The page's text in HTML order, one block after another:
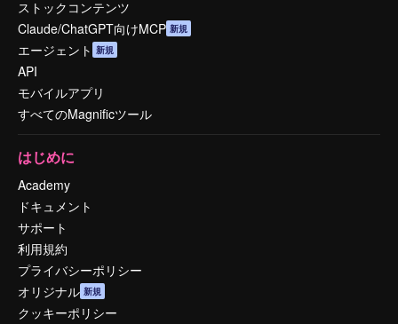
ストックコンテンツ
Claude/ChatGPT向けMCP 新規
エージェント 新規
API
モバイルアプリ
すべてのMagnificツール
はじめに
Academy
ドキュメント
サポート
利用規約
プライバシーポリシー
オリジナル 新規
クッキーポリシー